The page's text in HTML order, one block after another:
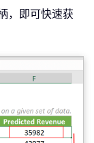
，即可快速获